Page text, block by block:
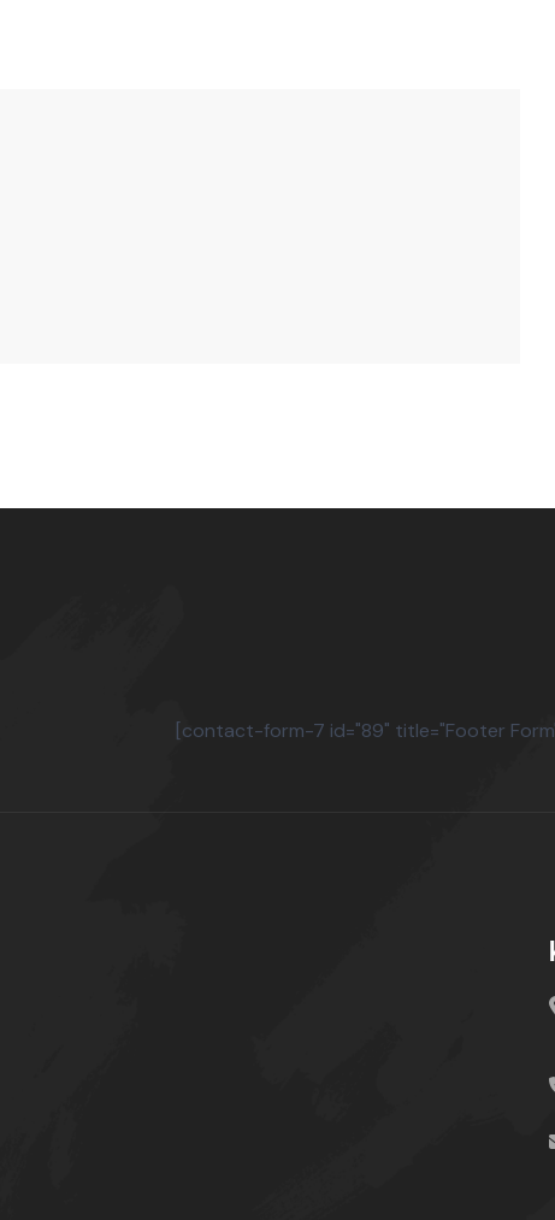
[contact-form-7 id="89" title="Footer